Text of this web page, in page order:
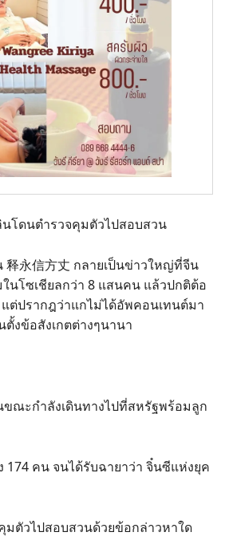
นโดนตำรวจคุมตัวไปสอบสวน
释永信方丈 กลายเป็นข่าวใหญ่ที่จีน
นโซเชียลกว่า 8 แสนคน แล้วปกติต้อ
ต่ปรากฎว่าแกไม่ได้อัพคอนเทนต์มา
งข้อสังเกตต่างๆนานา
ณะกำลังเดินทางไปที่สหรัฐพร้อมลูก
174 คน จนได้รับฉายาว่า จิ๋นซีแห่งยุค
มตัวไปสอบสวนด้วยข้อกล่าวหาใด